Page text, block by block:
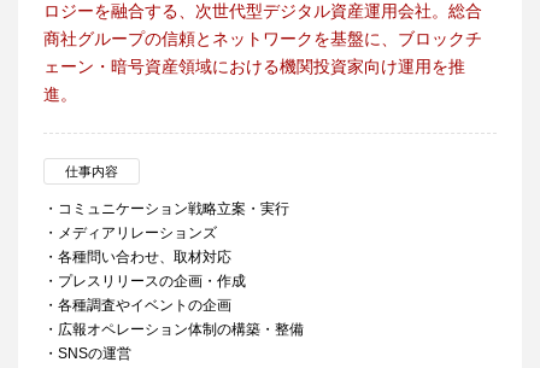
ロジーを融合する、次世代型デジタル資産運用会社。総合
商社グループの信頼とネットワークを基盤に、ブロックチ
ェーン・暗号資産領域における機関投資家向け運用を推
進。
仕事内容
・コミュニケーション戦略立案・実行
・メディアリレーションズ
・各種問い合わせ、取材対応
・プレスリリースの企画・作成
・各種調査やイベントの企画
・広報オペレーション体制の構築・整備
・SNSの運営